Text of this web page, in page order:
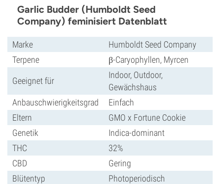
Garlic Budder (Humboldt Seed
Company) feminisiert Datenblatt
Marke
Humboldt Seed Company
Terpene
β-Caryophyllen, Myrcen
Geeignet für
Indoor, Outdoor,
Gewächshaus
Anbauschwierigkeitsgrad
Einfach
Eltern
GMO x Fortune Cookie
Genetik
Indica-dominant
THC
32%
CBD
Gering
Blütentyp
Photoperiodisch